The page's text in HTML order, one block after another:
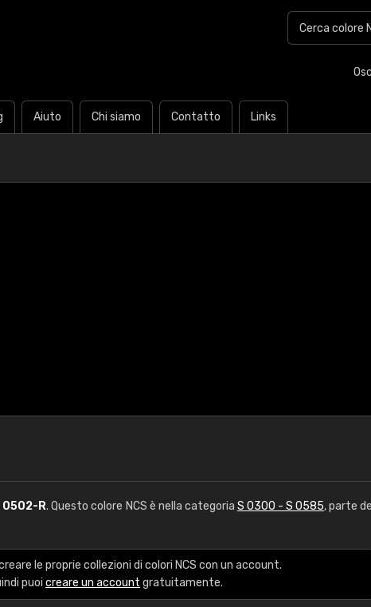
Aiuto Chi siamo Contatto Links
0502-R. Questo colore NCS è nella categoria S 0300 - S 0585, parte del
le proprie collezioni di colori NCS con un account.
puoi creare un account gratuitamente.